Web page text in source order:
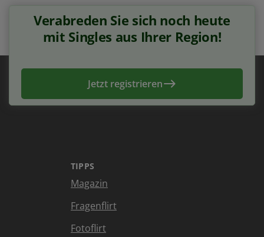
Verabreden Sie sich noch heute
mit Singles aus Ihrer Region!
Jetzt registrieren
TIPPS
Magazin
Fragenflirt
Fotoflirt